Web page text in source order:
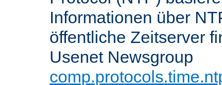
Informationen über
öffentliche Zeitserver
Usenet Newsgroup